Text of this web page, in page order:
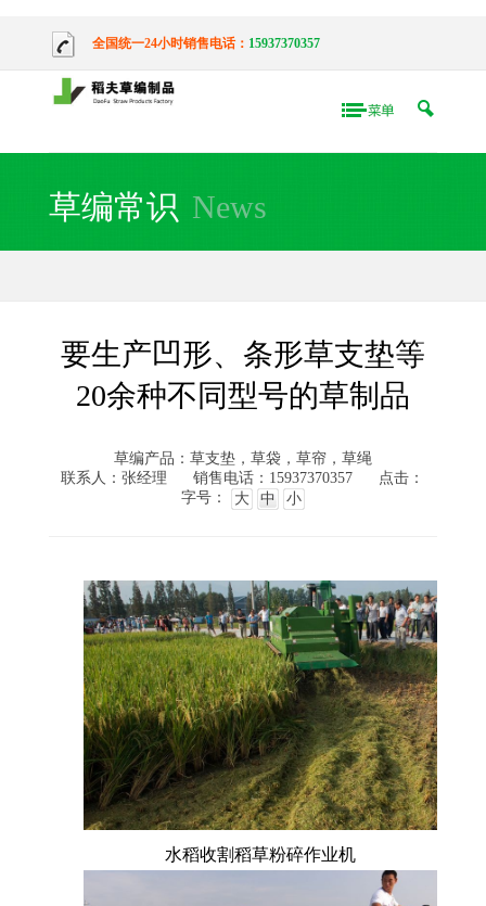
全国统一24小时销售电话： 15937370357
草编常识 News
要生产凹形、条形草支垫等
20余种不同型号的草制品
草编产品：草支垫，草袋，草帘，草绳
联系人：张经理
销售电话：15937370357
点击：
字号：
大 中 小
水稻收割稻草粉碎作业机